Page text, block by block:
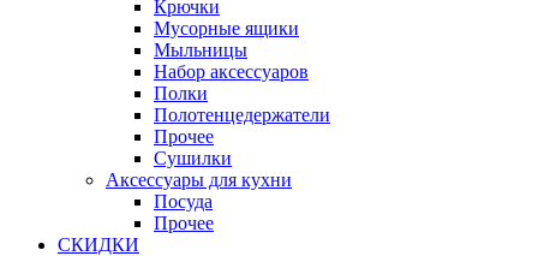
Крючки
Мусорные ящики
Мыльницы
Набор аксессуаров
Полки
Полотенцедержатели
Прочее
Сушилки
Аксессуары для кухни
Посуда
Прочее
СКИДКИ